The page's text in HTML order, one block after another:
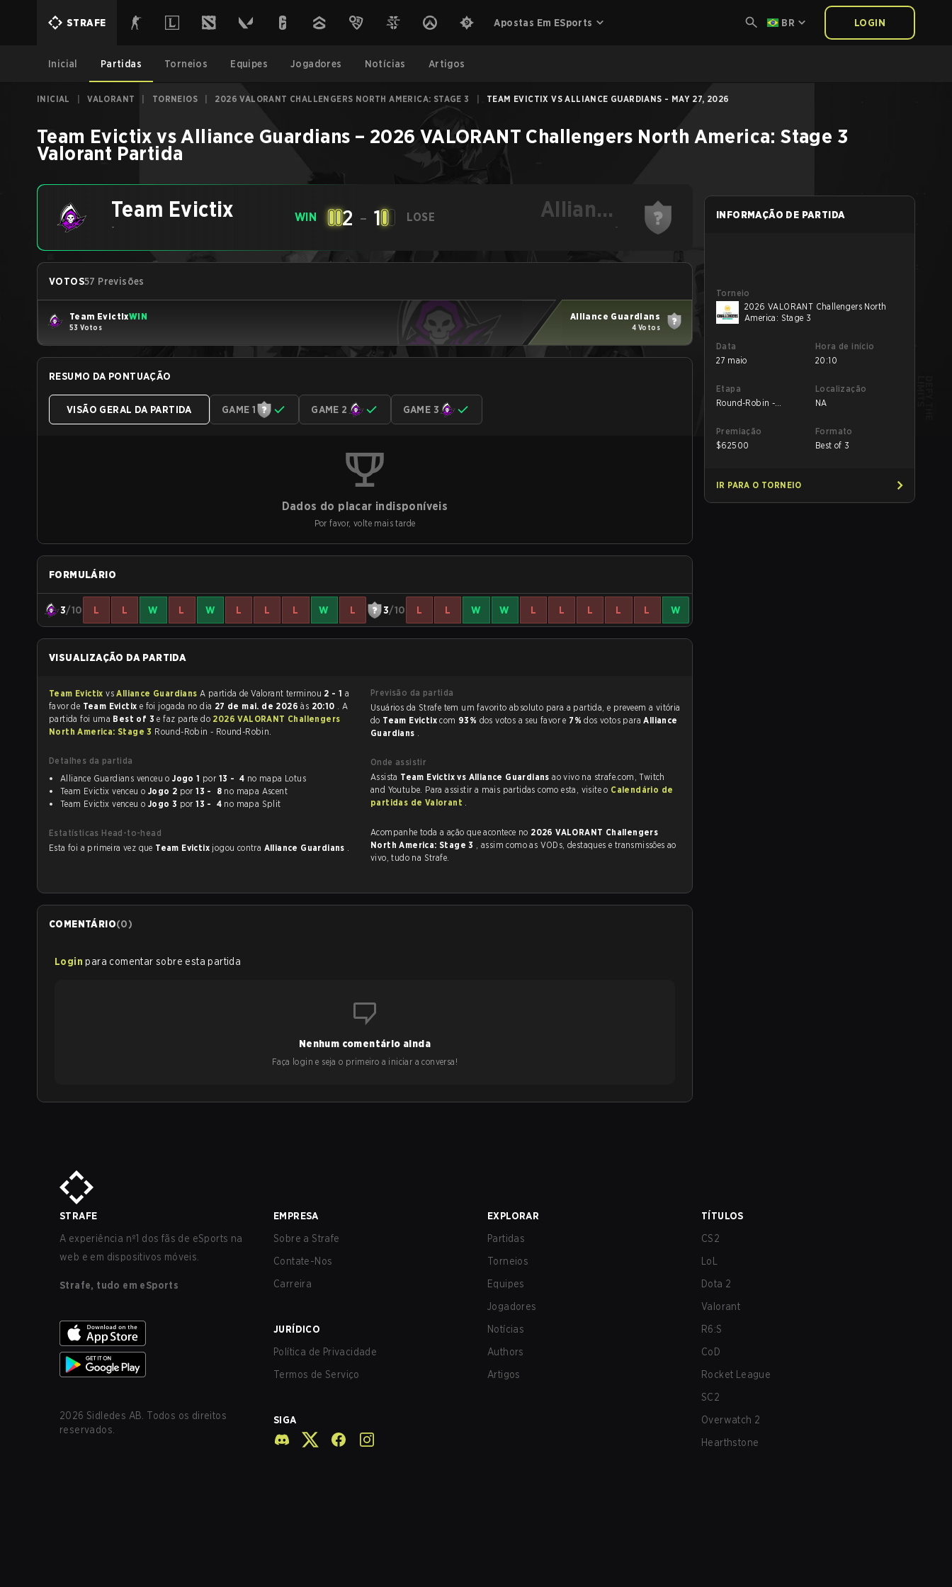
STRAFE Apostas Em ESports BR LOGIN
Inicial Partidas Torneios Equipes Jogadores Notícias Artigos
INICIAL VALORANT TORNEIOS 2026 VALORANT CHALLENGERS NORTH AMERICA: STAGE 3 TEAM EVICTIX VS ALLIANCE GUARDIANS - MAY 27, 2026
Team Evictix vsAlliance Guardians – 2026 VALORANT Challengers North America: Stage 3
Valorant Partida
Team Evictix
-
WIN 2 - 1 LOSE
Alliance
Guardians-
VOTOS57 Previsões
Team EvictixWIN
53 Votos
Alliance Guardians
4 Votos
RESUMO DA PONTUAÇÃO
VISÃO GERAL DA PARTIDA GAME 1 GAME 2 GAME 3
Dados do placar indisponíveis
Por favor, volte mais tarde
FORMULÁRIO
3/10 L L W L W L L L W L 3/10 L L W W L L L L L W
VISUALIZAÇÃO DA PARTIDA
Team EvictixvsAlliance Guardians A partida de Valorant terminou 2 - 1
favor de Team Evictix e foi jogada no dia 27 de mai. de 2026às 20:10 . A
partida foi uma Best of 3e faz parte do 2026 VALORANT Challengers
North America: Stage 3 Round-Robin - Round-Robin.
Detalhes da partida
Alliance Guardians venceu oJogo 1 por 13 - 4 no mapa Lotus
Team Evictix venceu o Jogo 2 por 13 - 8no mapa Ascent
Team Evictix venceu o Jogo 3 por 13 - 4no mapa Split
Estatísticas Head-to-head
Esta foi a primeira vez que Team Evictix jogou contra Alliance Guardians .
Previsão da partida
Usuários da Strafe tem um favorito absoluto para a partida, e preveem a vitória
do Team Evictixcom 93% dos votos a seu favor e 7%dos votos paraAlliance
Guardians .
Onde assistir
Assista Team Evictix vs Alliance Guardiansao vivo na strafe.com, Twitch
and Youtube. Para assistir a mais partidas como esta, visite o Calendário de
partidas de Valorant .
Acompanhe toda a ação que acontece no 2026 VALORANT Challengers
North America: Stage 3 , assim como as VODs, destaques e transmissões ao
vivo, tudo na Strafe.
COMENTÁRIO(0)
Login para comentar sobre esta partida
Nenhum comentário ainda
Faça login e seja o primeiro a iniciar a conversa!
INFORMAÇÃO DE PARTIDA
Torneio
2026 VALORANT Challengers North
America: Stage 3
Data
27 maio
Hora de início
20:10
Etapa
Round-Robin -
Localização
NA
Premiação
$62500
Formato
Best of 3
IR PARA O TORNEIO
STRAFE
A experiência nº1 dos fãs de eSports na
web e em dispositivos móveis.
Strafe, tudo em eSports
2026 Sidledes AB. Todos os direitos
reservados.
EMPRESA
Sobre a Strafe
Contate-Nos
Carreira
JURÍDICO
Política de Privacidade
Termos de Serviço
SIGA
EXPLORAR
Partidas
Torneios
Equipes
Jogadores
Notícias
Authors
Artigos
TÍTULOS
CS2
LoL
Dota 2
Valorant
R6:S
CoD
Rocket League
SC2
Overwatch 2
Hearthstone